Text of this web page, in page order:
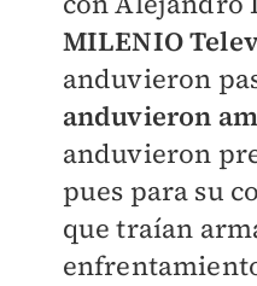
MILENIO
anduvieron
anduvieron
anduvieron
pues para su
que traían